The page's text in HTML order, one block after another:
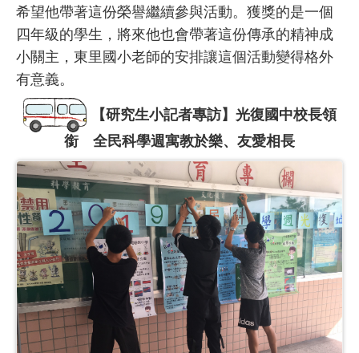
希望他帶著這份榮譽繼續參與活動。獲獎的是一個
四年級的學生，將來他也會帶著這份傳承的精神成
小關主，東里國小老師的安排讓這個活動變得格外
有意義。
【研究生小記者專訪】光復國中校長領
銜 全民科學週寓教於樂、友愛相長